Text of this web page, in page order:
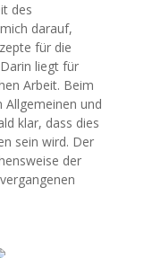
des
darauf,
für die
liegt für
Arbeit. Beim
und
klar, dass dies
sein wird. Der
der